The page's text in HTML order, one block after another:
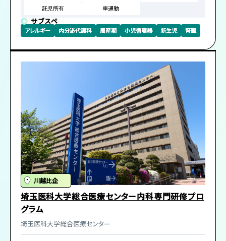
託児所有
車通勤
サブスペ
アレルギー 内分泌代謝科 周産期 小児循環器 新生児 腎臓
川越比企
埼玉医科大学総合医療センター内科専門研修プロ
グラム
埼玉医科大学総合医療センター